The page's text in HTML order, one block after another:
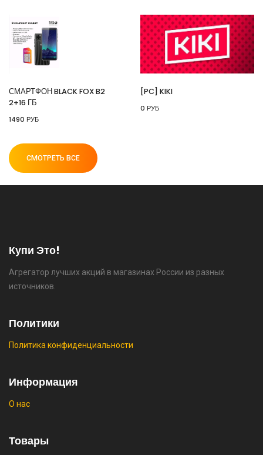
⚡ [PC] Kiki
🔥 0 руб. |
⚡ 55" Телевизор Digma DM-LED55UQB31 QLED,
🔥 16190 руб. |
индивидуально, возможно сработает не у
СМАРТФОН BLACK FOX B2
2+16 ГБ
1490 РУБ
[PC] KIKI
0 РУБ
СМОТРЕТЬ ВСЕ
Купи Это!
Агрегатор лучших акций в магазинах России из разных
источников.
Политики
Политика конфиденциальности
Информация
О нас
Товары